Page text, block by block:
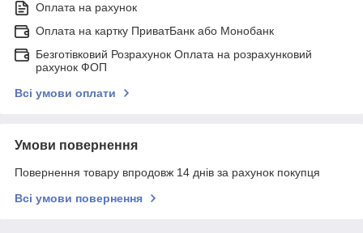
Оплата на рахунок
Оплата на картку ПриватБанк або Монобанк
Безготівковий Розрахунок Оплата на розрахунковий
рахунок ФОП
Всі умови оплати
Умови повернення
Повернення товару впродовж 14 днів за рахунок покупця
Всі умови повернення